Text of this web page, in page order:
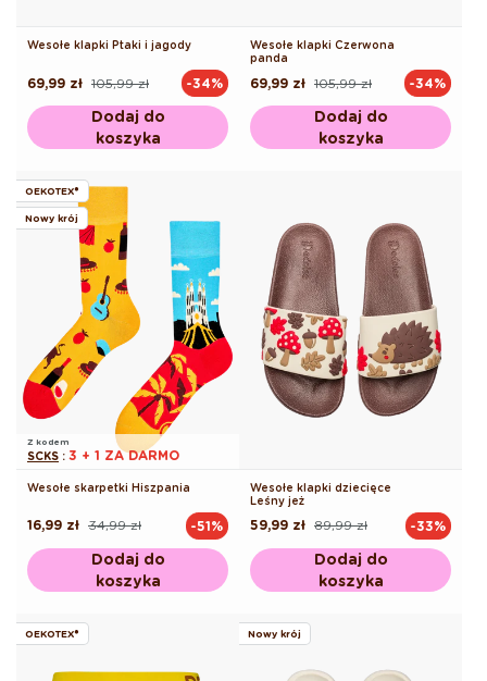
Wesołe klapki Ptaki i jagody
Cena
105,99 zł
Cena
69,99 zł -34%
Dodaj do
koszyka
Wesołe klapki Czerwona
panda
Cena
105,99 zł
Cena
69,99 zł -34%
Dodaj do
koszyka
OEKOTEX®
Nowy krój
Z kodem
SCKS : 3 + 1 ZA DARMO
Wesołe skarpetki Hiszpania
Cena
34,99 zł
Cena
16,99 zł -51%
Dodaj do
koszyka
Wesołe klapki dziecięce
Leśny jeż
Cena
89,99 zł
Cena
59,99 zł -33%
Dodaj do
koszyka
OEKOTEX® Nowy krój